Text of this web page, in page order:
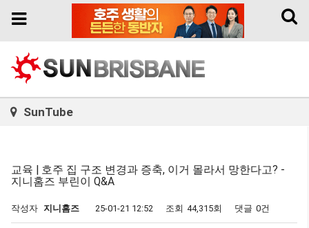
Toggle
Toggle
SunTube
교육 | 호주 집 구조 변경과 증축, 이거 몰라서 망한다고? -
지니홈즈 부린이 Q&A
작성자 지니홈즈 25-01-21 12:52 조회 44,315회 댓글 0건